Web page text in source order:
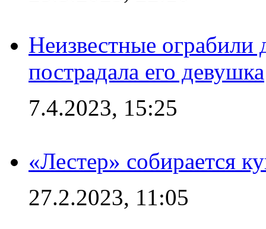
Неизвестные
пострадала его девушка
7.4.2023, 15:25
«Лестер» собирается
27.2.2023, 11:05